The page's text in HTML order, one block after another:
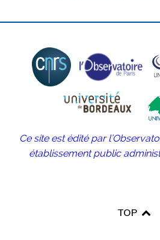
Ce site est édité par
établissement public
TOP